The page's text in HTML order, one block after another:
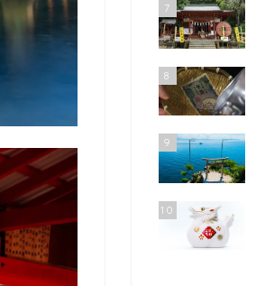
7
8
9
10